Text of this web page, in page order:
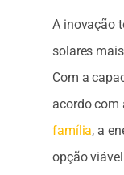
A inovação
solares
Com a
acordo com
família, a
opção